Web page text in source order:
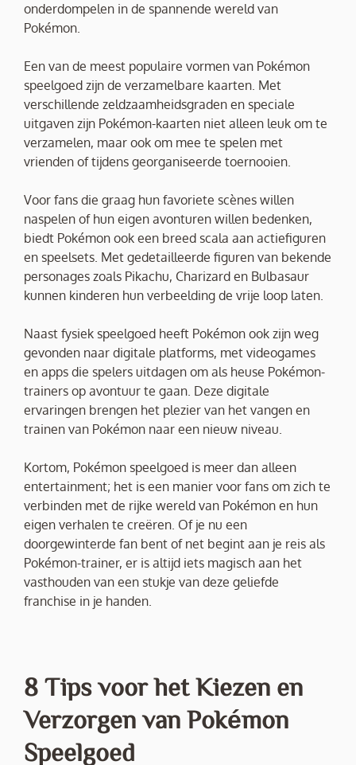
onderdompelen in de spannende wereld van
Pokémon.
Een van de meest populaire vormen van Pokémon
speelgoed zijn de verzamelbare kaarten. Met
verschillende zeldzaamheidsgraden en speciale
uitgaven zijn Pokémon-kaarten niet alleen leuk om te
verzamelen, maar ook om mee te spelen met
vrienden of tijdens georganiseerde toernooien.
Voor fans die graag hun favoriete scènes willen
naspelen of hun eigen avonturen willen bedenken,
biedt Pokémon ook een breed scala aan actiefiguren
en speelsets. Met gedetailleerde figuren van bekende
personages zoals Pikachu, Charizard en Bulbasaur
kunnen kinderen hun verbeelding de vrije loop laten.
Naast fysiek speelgoed heeft Pokémon ook zijn weg
gevonden naar digitale platforms, met videogames
en apps die spelers uitdagen om als heuse Pokémon-
trainers op avontuur te gaan. Deze digitale
ervaringen brengen het plezier van het vangen en
trainen van Pokémon naar een nieuw niveau.
Kortom, Pokémon speelgoed is meer dan alleen
entertainment; het is een manier voor fans om zich te
verbinden met de rijke wereld van Pokémon en hun
eigen verhalen te creëren. Of je nu een
doorgewinterde fan bent of net begint aan je reis als
Pokémon-trainer, er is altijd iets magisch aan het
vasthouden van een stukje van deze geliefde
franchise in je handen.
8 Tips voor het Kiezen en
Verzorgen van Pokémon
Speelgoed